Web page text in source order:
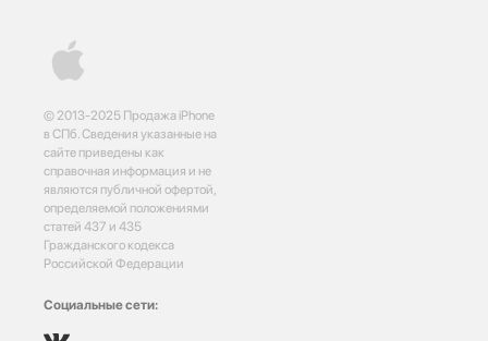
© 2013-2025 Продажа iPhone
в СПб. Сведения указанные на
сайте приведены как
справочная информация и не
являются публичной офертой,
определяемой положениями
статей 437 и 435
Гражданского кодекса
Российской Федерации
Социальные сети: